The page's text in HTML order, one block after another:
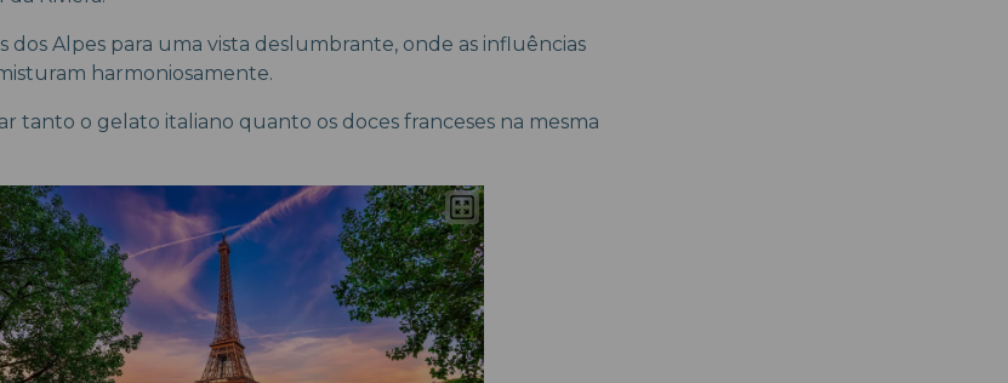
dos Alpes para uma vista deslumbrante, onde as influências
harmoniosamente.
tanto o gelato italiano quanto os doces franceses na mesma